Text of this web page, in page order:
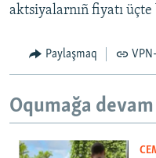
aktsiyalarnıñ fiyatı
Paylaşmaq
Oqumağa